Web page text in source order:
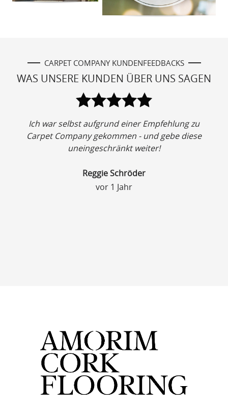
CARPET COMPANY KUNDENFEEDBACKS
WAS UNSERE KUNDEN ÜBER UNS SAGEN
Ich war selbst aufgrund einer Empfehlung zu
Carpet Company gekommen - und gebe diese
uneingeschränkt weiter!
Reggie Schröder
vor 1 Jahr